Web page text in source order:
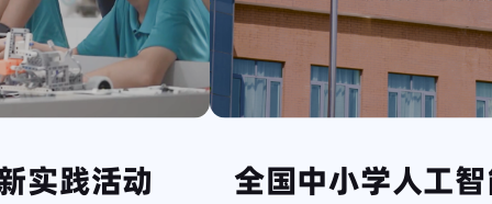
实践活动 全国中小学人工